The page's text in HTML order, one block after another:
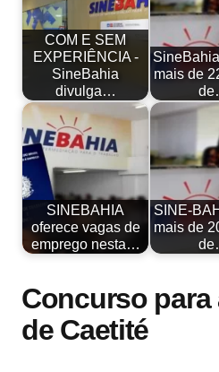
COM E SEM
EXPERIÊNCIA -
SineBahia
divulga…
mais de
SINEBAHIA
oferece vagas de
emprego nesta…
SINE-
mais de
Concurso para
de Caetité